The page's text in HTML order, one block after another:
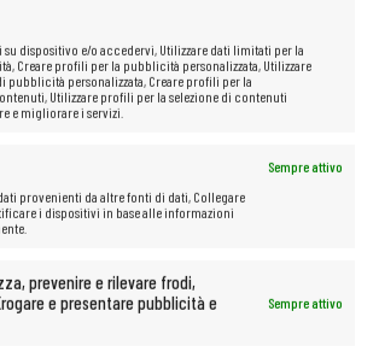
dispositivo e/o accedervi, Utilizzare dati limitati per la
Creare profili per la pubblicità personalizzata, Utilizzare
pubblicità personalizzata, Creare profili per la
Utilizzare profili per la selezione di contenuti
e migliorare i servizi.
Sempre attivo
provenienti da altre fonti di dati, Collegare
i dispositivi in base alle informazioni
prevenire e rilevare frodi,
e presentare pubblicità e
Sempre attivo